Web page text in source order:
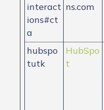
interact
ions#ct
a
ns.com
hubspo
tutk
HubSpo
t